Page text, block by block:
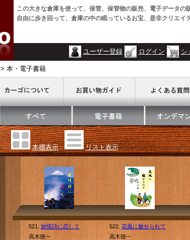
この大きな倉庫を使って、保管、保管物の販売、電子データの
自由に歩き回って、倉庫の中の眠っているお宝、是非クリエイ
ユーザー登録 ログイン シ
> 本・電子書籍
本棚表示 リスト表示
521. 旅情詩に恋して
高木徳一
522. 花風に魅せられて
高木徳一